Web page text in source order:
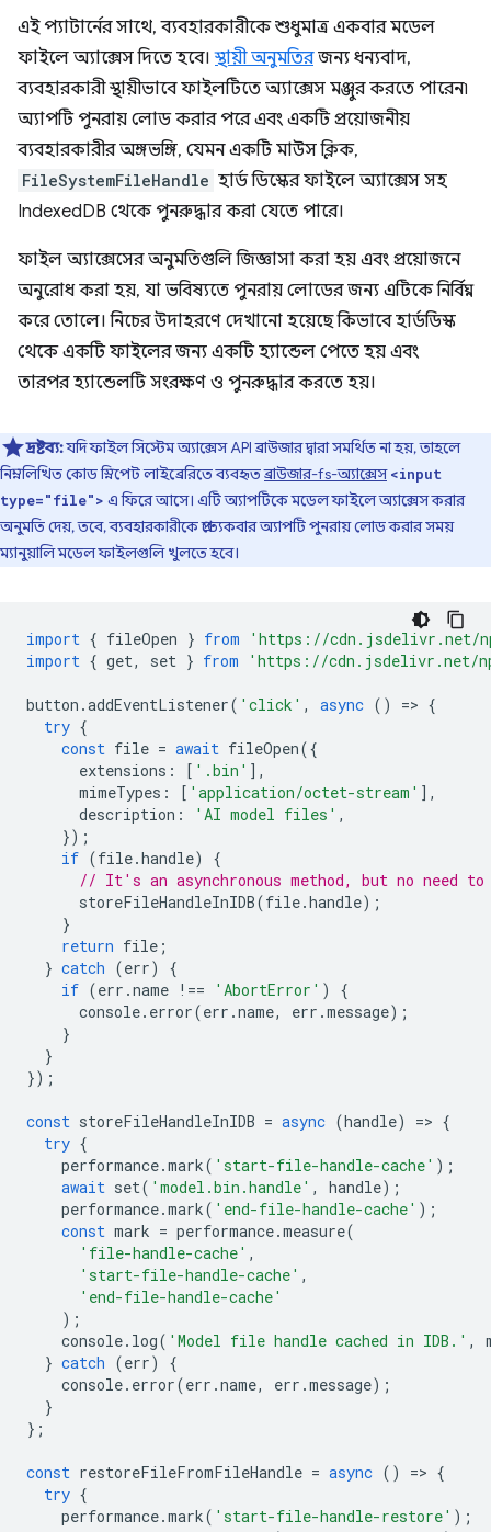
এই প্যাটার্নের সাথে, ব্যবহারকারীকে শুধুমাত্র একবার মডেল
ফাইলে অ্যাক্সেস দিতে হবে।স্থায়ী অনুমতিরজন্য ধন্যবাদ,
ব্যবহারকারী স্থায়ীভাবে ফাইলটিতে অ্যাক্সেস মঞ্জুর করতে পারেন৷
অ্যাপটি পুনরায় লোড করার পরে এবং একটি প্রয়োজনীয়
ব্যবহারকারীর অঙ্গভঙ্গি, যেমন একটি মাউস ক্লিক,
FileSystemFileHandle হার্ড ডিস্কের ফাইলে অ্যাক্সেস সহ
IndexedDB থেকে পুনরুদ্ধার করা যেতে পারে।
ফাইল অ্যাক্সেসের অনুমতিগুলি জিজ্ঞাসা করা হয় এবং প্রয়োজনে
অনুরোধ করা হয়, যা ভবিষ্যতে পুনরায় লোডের জন্য এটিকে নির্বিঘ্ন
করে তোলে। নিচের উদাহরণে দেখানো হয়েছে কিভাবে হার্ডডিস্ক
থেকে একটি ফাইলের জন্য একটি হ্যান্ডেল পেতে হয় এবং
তারপর হ্যান্ডেলটি সংরক্ষণ ও পুনরুদ্ধার করতে হয়।
দ্রষ্টব্য:যদি ফাইল সিস্টেম অ্যাক্সেস API ব্রাউজার দ্বারা সমর্থিত না হয়, তাহলে
নিম্নলিখিত কোড স্নিপেট লাইব্রেরিতে ব্যবহৃতব্রাউজার-fs-অ্যাক্সেস <input
type="file"> এ ফিরে আসে। এটি অ্যাপটিকে মডেল ফাইলে অ্যাক্সেস করার
অনুমতি দেয়, তবে, ব্যবহারকারীকে প্রত্যেকবার অ্যাপটি পুনরায় লোড করার সময়
ম্যানুয়ালি মডেল ফাইলগুলি খুলতে হবে।
import { fileOpen } from
'https://cdn.jsdelivr.net/
import { get, set } from 'https://cdn.jsdelivr.net/
button .addEventListener( 'click' , async () => {
try {
const file = await fileOpen({
extensions : [ '.bin' ],
mimeTypes : [ 'application/octet-stream' ],
description : 'AI model files' ,
});
if (file.handle)
{
// It's an asynchronous method, but no need
storeFileHandleInIDB(file.handle);
}
return file ;
} catch (err)
{
if (err .name !== 'AbortError' )
{
console. error(err .name, err .message);
}
}
});
const storeFileHandleInIDB = async (handle) => {
try {
performance.mark( 'start-file-handle-cache' );
await set( 'model.bin.handle' , handle);
performance.mark( 'end-file-handle-cache' );
const mark = performance.measure(
'file-handle-cache' ,
'start-file-handle-cache' ,
'end-file-handle-cache'
);
console. log( 'Model file handle cached in IDB.' ,
} catch (err)
{
console. error(err .name, err .message);
}
};
const restoreFileFromFileHandle = async () => {
try {
performance.mark( 'start-file-handle-restore' );